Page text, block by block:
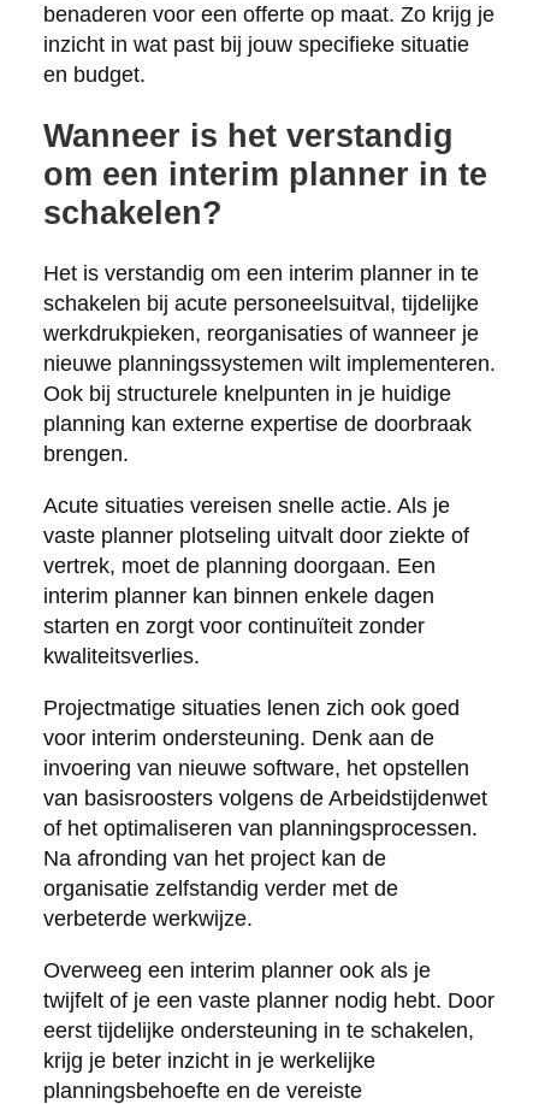
benaderen voor een offerte op maat. Zo krijg je
inzicht in wat past bij jouw specifieke situatie
en budget.
Wanneer is het verstandig
om een interim planner in te
schakelen?
Het is verstandig om een interim planner in te
schakelen bij acute personeelsuitval, tijdelijke
werkdrukpieken, reorganisaties of wanneer je
nieuwe planningssystemen wilt implementeren.
Ook bij structurele knelpunten in je huidige
planning kan externe expertise de doorbraak
brengen.
Acute situaties vereisen snelle actie. Als je
vaste planner plotseling uitvalt door ziekte of
vertrek, moet de planning doorgaan. Een
interim planner kan binnen enkele dagen
starten en zorgt voor continuïteit zonder
kwaliteitsverlies.
Projectmatige situaties lenen zich ook goed
voor interim ondersteuning. Denk aan de
invoering van nieuwe software, het opstellen
van basisroosters volgens de Arbeidstijdenwet
of het optimaliseren van planningsprocessen.
Na afronding van het project kan de
organisatie zelfstandig verder met de
verbeterde werkwijze.
Overweeg een interim planner ook als je
twijfelt of je een vaste planner nodig hebt. Door
eerst tijdelijke ondersteuning in te schakelen,
krijg je beter inzicht in je werkelijke
planningsbehoefte en de vereiste